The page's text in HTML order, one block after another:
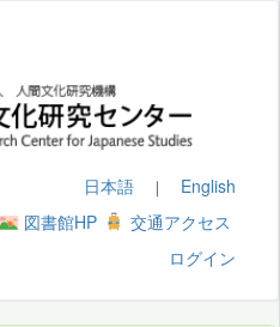
日本語 ｜ English
図書館HP
交通アクセス
ログイン